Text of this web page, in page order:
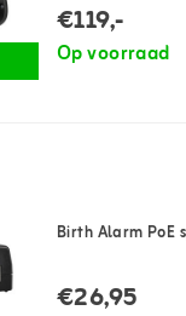
€119,-
Op voorraad
Birth Alarm PoE
€26,95